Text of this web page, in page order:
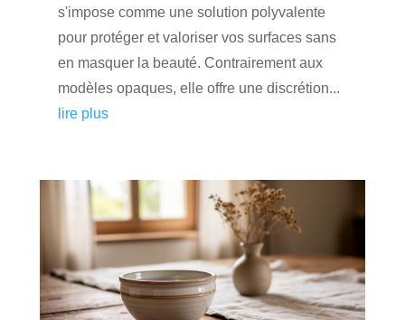
s'impose comme une solution polyvalente
pour protéger et valoriser vos surfaces sans
en masquer la beauté. Contrairement aux
modèles opaques, elle offre une discrétion...
lire plus